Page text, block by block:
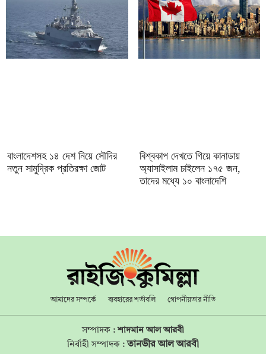
বাংলাদেশসহ ১৪ দেশ নিয়ে সৌদির
নতুন সামুদ্রিক প্রতিরক্ষা জোট
বিশ্বকাপ দেখতে গিয়ে কানাডায়
অ্যাসাইলাম চাইলেন ১৭৫ জন,
তাদের মধ্যে ১০ বাংলাদেশি
আমাদের সম্পর্কে ব্যবহারের শর্তাবলি গোপনীয়তার নীতি
সম্পাদক :শাদমান আল আরবী
নির্বাহী সম্পাদক : তানভীর আল আরবী